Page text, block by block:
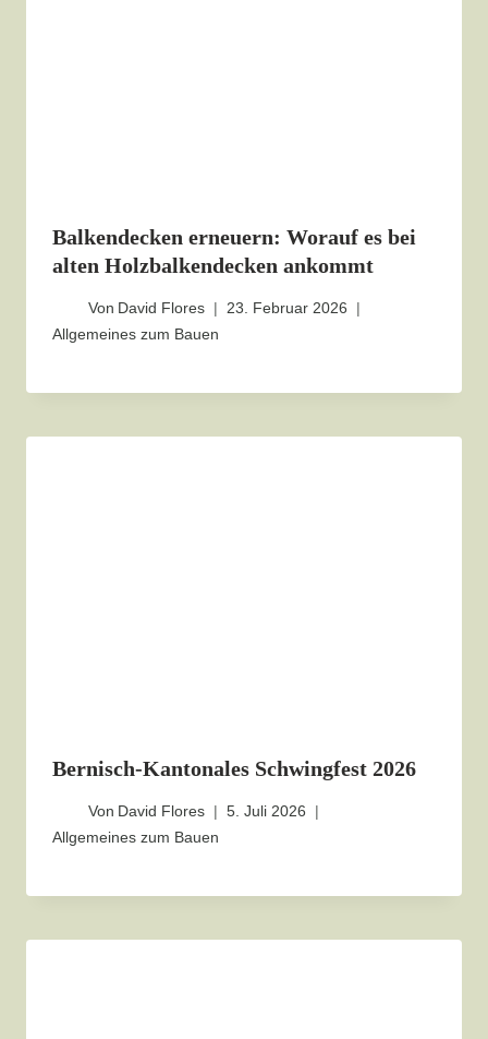
Balkendecken erneuern: Worauf es bei
alten Holzbalkendecken ankommt
Von David Flores
23. Februar 2026
Allgemeines zum Bauen
Bernisch-Kantonales Schwingfest 2026
Von David Flores
5. Juli 2026
Allgemeines zum Bauen